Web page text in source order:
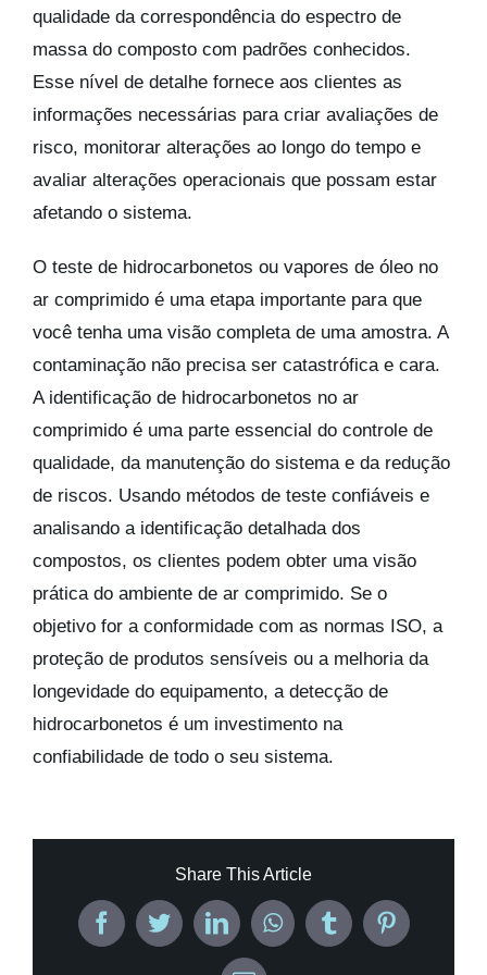
qualidade da correspondência do espectro de
massa do composto com padrões conhecidos.
Esse nível de detalhe fornece aos clientes as
informações necessárias para criar avaliações de
risco, monitorar alterações ao longo do tempo e
avaliar alterações operacionais que possam estar
afetando o sistema.
O teste de hidrocarbonetos ou vapores de óleo no
ar comprimido é uma etapa importante para que
você tenha uma visão completa de uma amostra. A
contaminação não precisa ser catastrófica e cara.
A identificação de hidrocarbonetos no ar
comprimido é uma parte essencial do controle de
qualidade, da manutenção do sistema e da redução
de riscos. Usando métodos de teste confiáveis e
analisando a identificação detalhada dos
compostos, os clientes podem obter uma visão
prática do ambiente de ar comprimido. Se o
objetivo for a conformidade com as normas ISO, a
proteção de produtos sensíveis ou a melhoria da
longevidade do equipamento, a detecção de
hidrocarbonetos é um investimento na
confiabilidade de todo o seu sistema.
Share This Article
FacebookTwitterLinkedInWhatsApp
TumblrPinterest